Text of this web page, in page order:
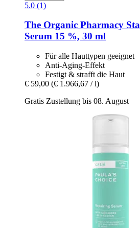
5.0 (1)
The Organic Pharmacy
Serum 15 %, 30 ml
Für alle Hauttypen geeignet
Anti-Aging-Effekt
Festigt & strafft die Haut
€ 59,00 (€ 1.966,67 / l)
Gratis Zustellung bis 08. August